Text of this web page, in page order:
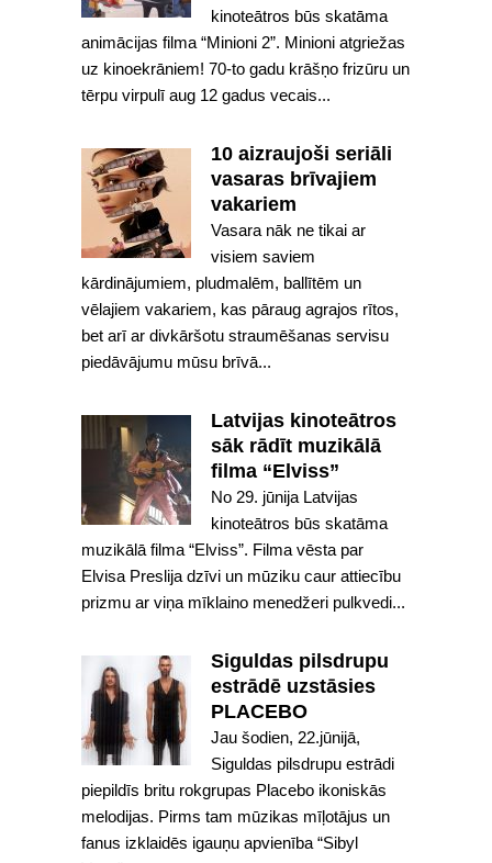
kinoteātros būs skatāma
animācijas filma “Minioni 2”. Minioni atgriežas
uz kinoekrāniem! 70-to gadu krāšņo frizūru un
tērpu virpulī aug 12 gadus vecais...
10 aizraujoši seriāli
vasaras brīvajiem
vakariem
Vasara nāk ne tikai ar
visiem saviem
kārdinājumiem, pludmalēm, ballītēm un
vēlajiem vakariem, kas pāraug agrajos rītos,
bet arī ar divkāršotu straumēšanas servisu
piedāvājumu mūsu brīvā...
Latvijas kinoteātros
sāk rādīt muzikālā
filma “Elviss”
No 29. jūnija Latvijas
kinoteātros būs skatāma
muzikālā filma “Elviss”. Filma vēsta par
Elvisa Preslija dzīvi un mūziku caur attiecību
prizmu ar viņa mīklaino menedžeri pulkvedi...
Siguldas pilsdrupu
estrādē uzstāsies
PLACEBO
Jau šodien, 22.jūnijā,
Siguldas pilsdrupu estrādi
piepildīs britu rokgrupas Placebo ikoniskās
melodijas. Pirms tam mūzikas mīļotājus un
fanus izklaidēs igauņu apvienība “Sibyl